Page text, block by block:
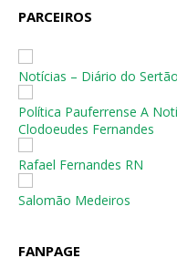
PARCEIROS
Notícias – Diário do Sertão
Política Pauferrense A
Clodoeudes Fernandes
Rafael Fernandes RN
Salomão Medeiros
FANPAGE